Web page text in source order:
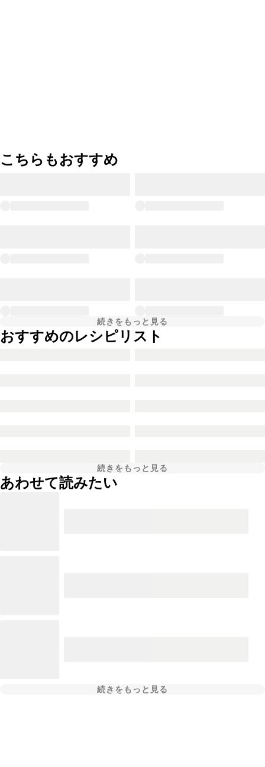
こちらもおすすめ
続きをもっと見る
おすすめのレシピリスト
続きをもっと見る
あわせて読みたい
続きをもっと見る